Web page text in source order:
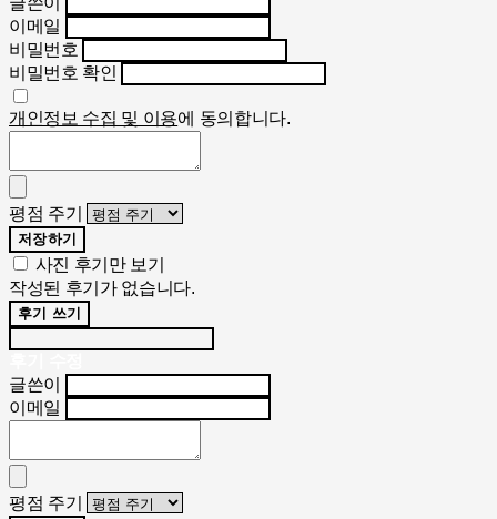
이메일
비밀번호
비밀번호 확인
개인정보 수집 및 이용에 동의합니다.
평점 주기
저장하기
사진 후기만 보기
작성된 후기가 없습니다.
후기 쓰기
글쓴이
이메일
평점 주기